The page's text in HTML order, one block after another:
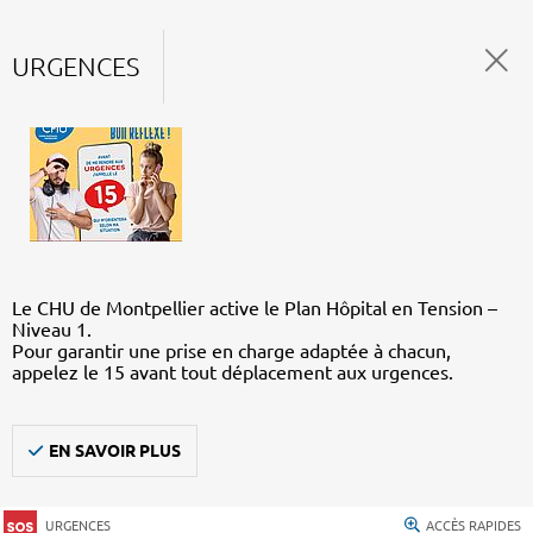
URGENCES
Le CHU de Montpellier active le Plan Hôpital en Tension –
Niveau 1.
Pour garantir une prise en charge adaptée à chacun,
appelez le 15 avant tout déplacement aux urgences.
EN SAVOIR PLUS
URGENCES ACCÈS RAPIDES